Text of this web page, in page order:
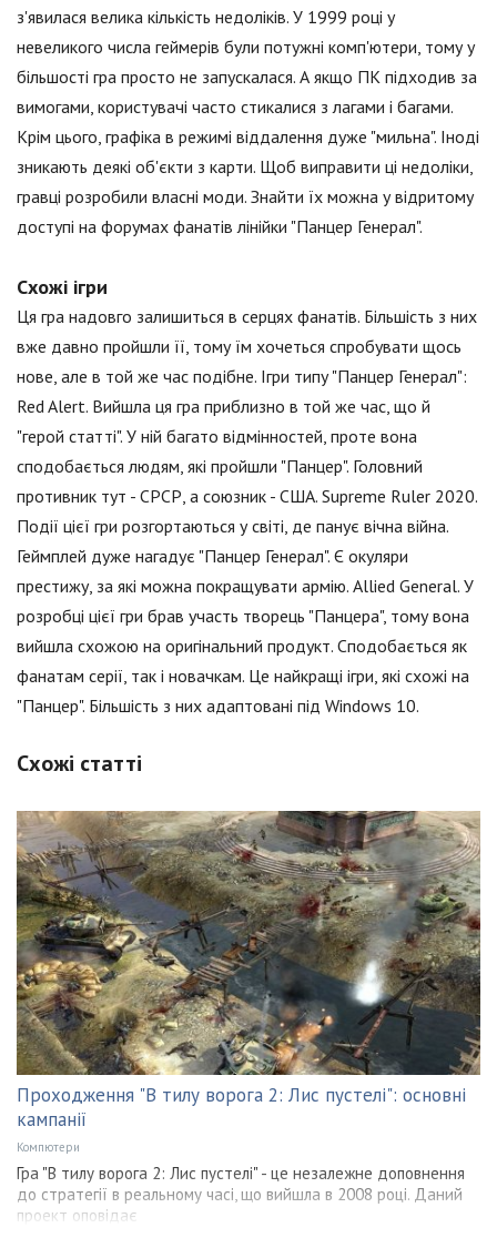
з'явилася велика кількість недоліків. У 1999 році у
невеликого числа геймерів були потужні комп'ютери, тому у
більшості гра просто не запускалася. А якщо ПК підходив за
вимогами, користувачі часто стикалися з лагами і багами.
Крім цього, графіка в режимі віддалення дуже "мильна". Іноді
зникають деякі об'єкти з карти. Щоб виправити ці недоліки,
гравці розробили власні моди. Знайти їх можна у відритому
доступі на форумах фанатів лінійки "Панцер Генерал".
Схожі ігри
Ця гра надовго залишиться в серцях фанатів. Більшість з них
вже давно пройшли її, тому їм хочеться спробувати щось
нове, але в той же час подібне. Ігри типу "Панцер Генерал":
Red Alert. Вийшла ця гра приблизно в той же час, що й
"герой статті". У ній багато відмінностей, проте вона
сподобається людям, які пройшли "Панцер". Головний
противник тут - СРСР, а союзник - США. Supreme Ruler 2020.
Події цієї гри розгортаються у світі, де панує вічна війна.
Геймплей дуже нагадує "Панцер Генерал". Є окуляри
престижу, за які можна покращувати армію. Allied General. У
розробці цієї гри брав участь творець "Панцера", тому вона
вийшла схожою на оригінальний продукт. Сподобається як
фанатам серії, так і новачкам. Це найкращі ігри, які схожі на
"Панцер". Більшість з них адаптовані під Windows 10.
Схожі статті
Проходження "В тилу ворога 2: Лис пустелі": основні
кампанії
Компютери
Гра "В тилу ворога 2: Лис пустелі" - це незалежне доповнення
до стратегії в реальному часі, що вийшла в 2008 році. Даний
проект оповідає